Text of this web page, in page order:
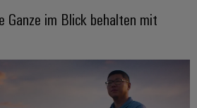
Chancen in der
Entwicklung
Ganze im Blick behalten mit